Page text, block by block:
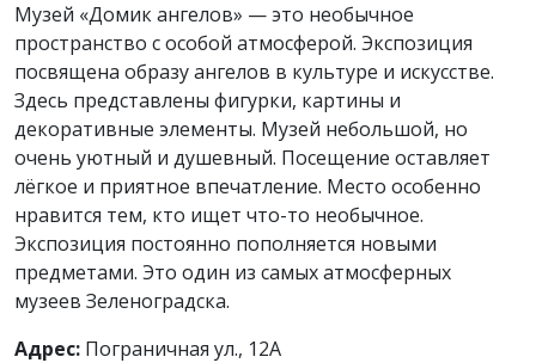
Музей «Домик ангелов» — это необычное
пространство с особой атмосферой. Экспозиция
посвящена образу ангелов в культуре и искусстве.
Здесь представлены фигурки, картины и
декоративные элементы. Музей небольшой, но
очень уютный и душевный. Посещение оставляет
лёгкое и приятное впечатление. Место особенно
нравится тем, кто ищет что-то необычное.
Экспозиция постоянно пополняется новыми
предметами. Это один из самых атмосферных
музеев Зеленоградска.
Адрес: Пограничная ул., 12А